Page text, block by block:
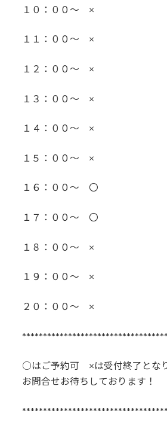
１０：００～ ×
１１：００～ ×
１２：００～ ×
１３：００～ ×
１４：００～ ×
１５：００～ ×
１６：００～ 〇
１７：００～ 〇
１８：００～ ×
１９：００～ ×
２０：００～ ×
○はご予約可 ×は受付終了とな
お問合せお待ちしております！